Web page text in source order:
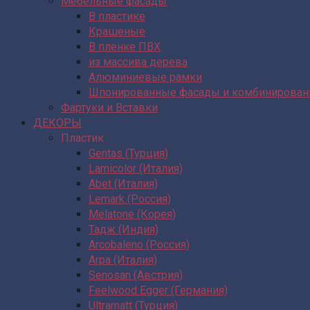
В пластике
Крашеные
В пленке ПВХ
из массива дерева
Алюминиевые рамки
Шпонированные фасады и
Фартуки и Вставки
ДЕКОРЫ
Пластик
Gentas (Турция)
Lamicolor (Италия)
Abet (Италия)
Lemark (Россия)
Melatone (Корея)
Тадж (Индия)
Arcobaleno (Россия)
Arpa (Италия)
Senosan (Австрия)
Feelwood Egger (Германия)
Ultramatt (Турция)